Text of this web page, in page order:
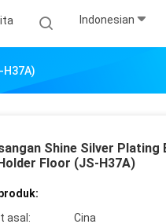
Indonesian
Shine Silver
Floor (JS-H37A)
asal:
Cina